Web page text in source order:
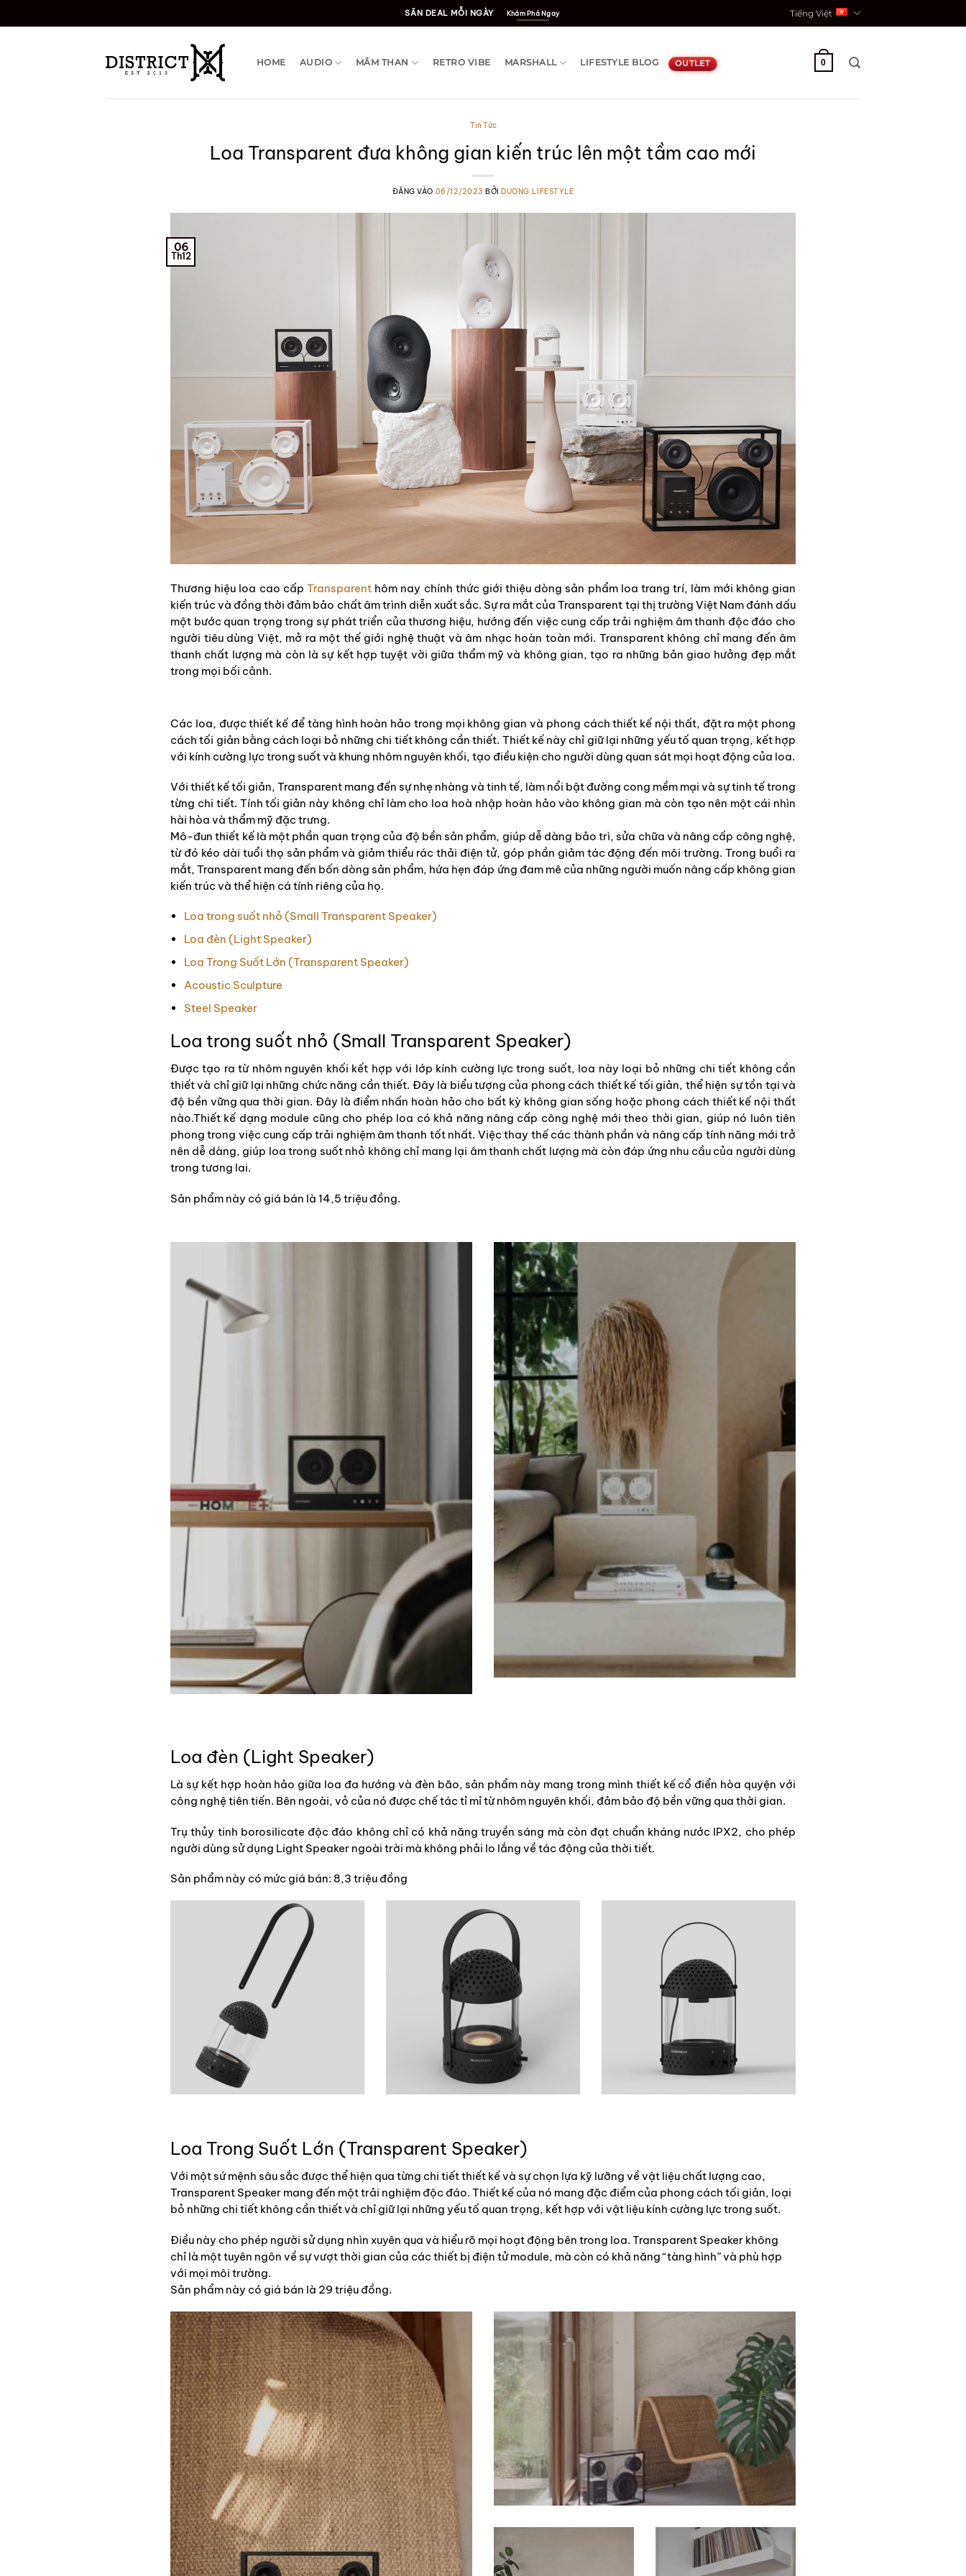
qua
SĂN DEAL MỖI NGÀY Khám Phá Ngay Tiếng Việt
HOME AUDIO MÂM THAN RETRO VIBE MARSHALL LIFESTYLE BLOG OUTLET 0
Tin Tức
Loa Transparent đưa không gian kiến trúc lên một tầm cao mới
ĐĂNG VÀO 06/12/2023 BỞI DUONG.LIFESTYLE
06
Th12
Thương hiệu loa cao cấp Transparenthôm nay chính thức giới thiệu dòng sản phẩm loa trang trí, làm mới không gian
kiến trúc và đồng thời đảm bảo chất âm trình diễn xuất sắc. Sự ra mắt của Transparent tại thị trường Việt Nam đánh dấu
một bước quan trọng trong sự phát triển của thương hiệu, hướng đến việc cung cấp trải nghiệm âm thanh độc đáo cho
người tiêu dùng Việt, mở ra một thế giới nghệ thuật và âm nhạc hoàn toàn mới. Transparent không chỉ mang đến âm
thanh chất lượng mà còn là sự kết hợp tuyệt vời giữa thẩm mỹ và không gian, tạo ra những bản giao hưởng đẹp mắt
trong mọi bối cảnh.
Các loa, được thiết kế để tàng hình hoàn hảo trong mọi không gian và phong cách thiết kế nội thất, đặt ra một phong
cách tối giản bằng cách loại bỏ những chi tiết không cần thiết. Thiết kế này chỉ giữ lại những yếu tố quan trọng, kết hợp
với kính cường lực trong suốt và khung nhôm nguyên khối, tạo điều kiện cho người dùng quan sát mọi hoạt động của loa.
Với thiết kế tối giản, Transparent mang đến sự nhẹ nhàng và tinh tế, làm nổi bật đường cong mềm mại và sự tinh tế trong
từng chi tiết. Tính tối giản này không chỉ làm cho loa hoà nhập hoàn hảo vào không gian mà còn tạo nên một cái nhìn
hài hòa và thẩm mỹ đặc trưng.
Mô-đun thiết kế là một phần quan trọng của độ bền sản phẩm, giúp dễ dàng bảo trì, sửa chữa và nâng cấp công nghệ,
từ đó kéo dài tuổi thọ sản phẩm và giảm thiểu rác thải điện tử, góp phần giảm tác động đến môi trường. Trong buổi ra
mắt, Transparent mang đến bốn dòng sản phẩm, hứa hẹn đáp ứng đam mê của những người muốn nâng cấp không gian
kiến trúc và thể hiện cá tính riêng của họ.
Loa trong suốt nhỏ (Small Transparent Speaker)
Loa đèn (Light Speaker)
Loa Trong Suốt Lớn (Transparent Speaker)
Acoustic Sculpture
Steel Speaker
Loa trong suốt nhỏ (Small Transparent Speaker)
Được tạo ra từ nhôm nguyên khối kết hợp với lớp kính cường lực trong suốt, loa này loại bỏ những chi tiết không cần
thiết và chỉ giữ lại những chức năng cần thiết. Đây là biểu tượng của phong cách thiết kế tối giản, thể hiện sự tồn tại và
độ bền vững qua thời gian. Đây là điểm nhấn hoàn hảo cho bất kỳ không gian sống hoặc phong cách thiết kế nội thất
nào.Thiết kế dạng module cũng cho phép loa có khả năng nâng cấp công nghệ mới theo thời gian, giúp nó luôn tiên
phong trong việc cung cấp trải nghiệm âm thanh tốt nhất. Việc thay thế các thành phần và nâng cấp tính năng mới trở
nên dễ dàng, giúp loa trong suốt nhỏ không chỉ mang lại âm thanh chất lượng mà còn đáp ứng nhu cầu của người dùng
trong tương lai.
Sản phẩm này có giá bán là 14,5 triệu đồng.
Loa đèn (Light Speaker)
Là sự kết hợp hoàn hảo giữa loa đa hướng và đèn bão, sản phẩm này mang trong mình thiết kế cổ điển hòa quyện với
công nghệ tiên tiến. Bên ngoài, vỏ của nó được chế tác tỉ mỉ từ nhôm nguyên khối, đảm bảo độ bền vững qua thời gian.
Trụ thủy tinh borosilicate độc đáo không chỉ có khả năng truyền sáng mà còn đạt chuẩn kháng nước IPX2, cho phép
người dùng sử dụng Light Speaker ngoài trời mà không phải lo lắng về tác động của thời tiết.
Sản phẩm này có mức giá bán: 8,3 triệu đồng
Loa Trong Suốt Lớn (Transparent Speaker)
Với một sứ mệnh sâu sắc được thể hiện qua từng chi tiết thiết kế và sự chọn lựa kỹ lưỡng về vật liệu chất lượng cao,
Transparent Speaker mang đến một trải nghiệm độc đáo. Thiết kế của nó mang đặc điểm của phong cách tối giản, loại
bỏ những chi tiết không cần thiết và chỉ giữ lại những yếu tố quan trọng, kết hợp với vật liệu kính cường lực trong suốt.
Điều này cho phép người sử dụng nhìn xuyên qua và hiểu rõ mọi hoạt động bên trong loa. Transparent Speaker không
chỉ là một tuyên ngôn về sự vượt thời gian của các thiết bị điện tử module, mà còn có khả năng “tàng hình” và phù hợp
với mọi môi trường.
Sản phẩm này có giá bán là 29 triệu đồng.